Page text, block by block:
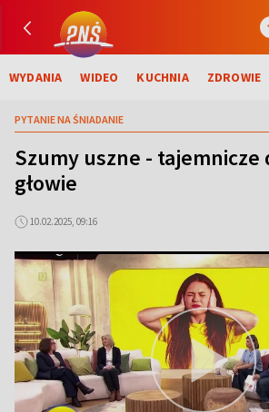
WYDANIA WIDEO KUCHNIA ZDROWIE
PYTANIE NA ŚNIADANIE
Szumy uszne - tajemnicze
głowie
10.02.2025, 09:16